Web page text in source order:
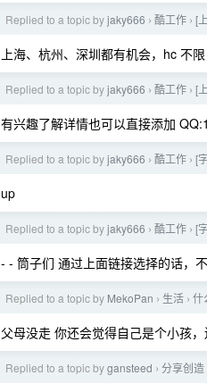
Replied to a topic byjaky666 › 酷工作 › [
上海、杭州、深圳都有机会，hc 不
Replied to a topic byjaky666 › 酷工作 › [
有兴趣了解详情也可以直接添加
Replied to a topic byjaky666 › 酷工作 › [
up
Replied to a topic byjaky666 › 酷工作 › [
- - 筒子们 通过上面链接选择的话，
Replied to a topic by MekoPan › 生活 › 什
父母没走 你还会觉得自己是个小孩
Replied to a topic bygansteed › 分享创造